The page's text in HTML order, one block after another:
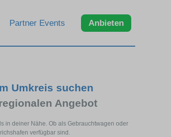
Partner Events Anbieten
Umkreis suchen
Angebot
in deiner Nähe. Ob als Gebrauchtwagen oder
verfügbar sind.